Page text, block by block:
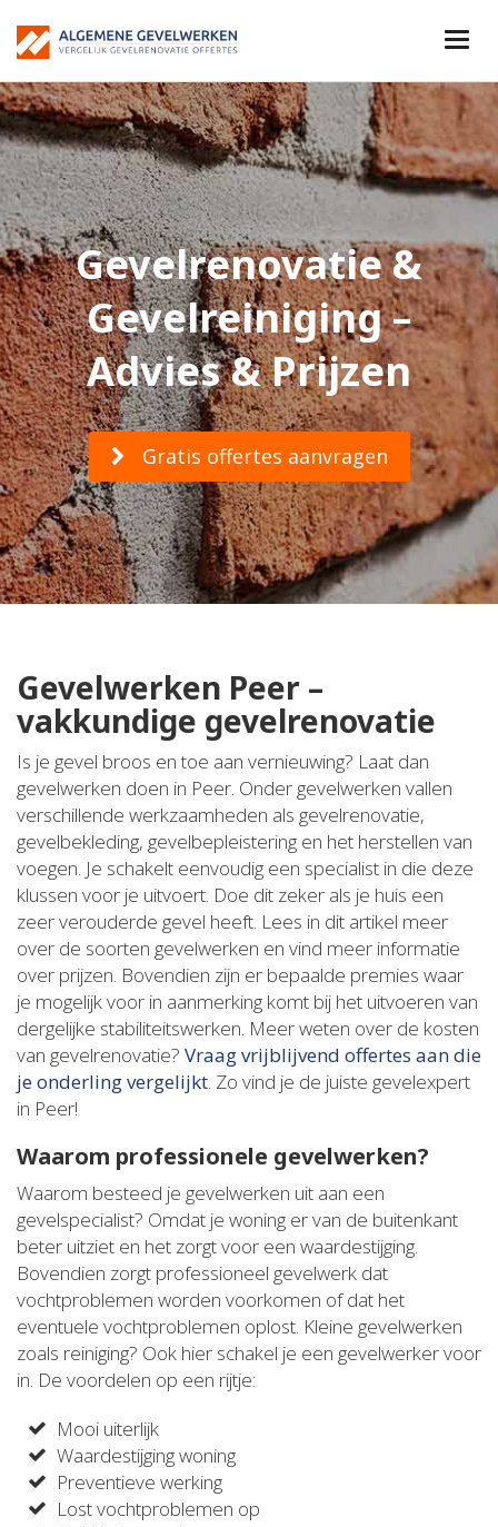
Gevelrenovatie &
Gevelreiniging –
Advies & Prijzen
Gratis offertes aanvragen
Gevelwerken Peer –
vakkundige gevelrenovatie
Is je gevel broos en toe aan vernieuwing? Laat dan
gevelwerken doen in Peer. Onder gevelwerken vallen
verschillende werkzaamheden als gevelrenovatie,
gevelbekleding, gevelbepleistering en het herstellen van
voegen. Je schakelt eenvoudig een specialist in die deze
klussen voor je uitvoert. Doe dit zeker als je huis een
zeer verouderde gevel heeft. Lees in dit artikel meer
over de soorten gevelwerken en vind meer informatie
over prijzen. Bovendien zijn er bepaalde premies waar
je mogelijk voor in aanmerking komt bij het uitvoeren van
dergelijke stabiliteitswerken. Meer weten over de kosten
van gevelrenovatie? Vraag vrijblijvend offertes aan die
je onderling vergelijkt. Zo vind je de juiste gevelexpert
in Peer!
Waarom professionele gevelwerken?
Waarom besteed je gevelwerken uit aan een
gevelspecialist? Omdat je woning er van de buitenkant
beter uitziet en het zorgt voor een waardestijging.
Bovendien zorgt professioneel gevelwerk dat
vochtproblemen worden voorkomen of dat het
eventuele vochtproblemen oplost. Kleine gevelwerken
zoals reiniging? Ook hier schakel je een gevelwerker voor
in. De voordelen op een rijtje:
Mooi uiterlijk
Waardestijging woning
Preventieve werking
Lost vochtproblemen op